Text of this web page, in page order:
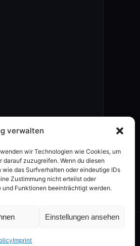
verwalten
wir Technologien wie Cookies, um
zuzugreifen. Wenn du diesen
das Surfverhalten oder eindeutige IDs
Zustimmung nicht erteilst oder
Funktionen beeinträchtigt werden.
Einstellungen ansehen
Imprint